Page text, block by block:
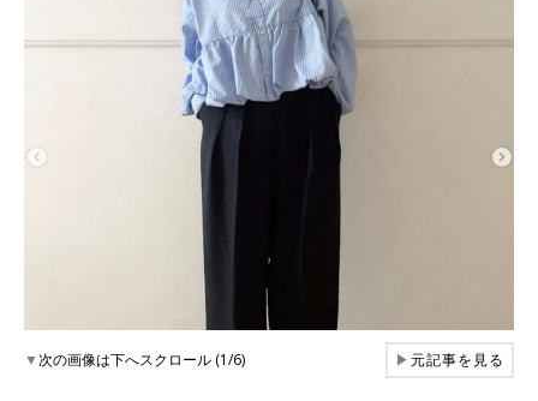
▼次の画像は下へスクロール (1/6) ▶元記事を見る